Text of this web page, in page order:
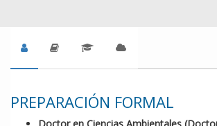
PREPARACIÓN FORMAL